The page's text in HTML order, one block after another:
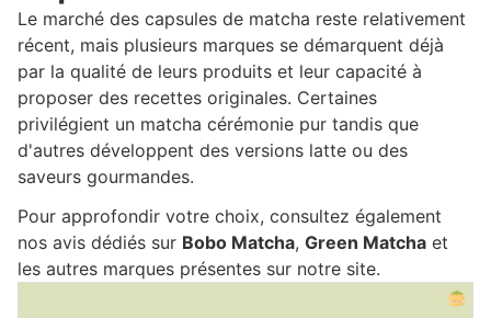
Le marché des capsules de matcha reste relativement
récent, mais plusieurs marques se démarquent déjà
par la qualité de leurs produits et leur capacité à
proposer des recettes originales. Certaines
privilégient un matcha cérémonie pur tandis que
d'autres développent des versions latte ou des
saveurs gourmandes.
Pour approfondir votre choix, consultez également
nos avis dédiés sur Bobo Matcha, Green Matcha et
les autres marques présentes sur notre site.